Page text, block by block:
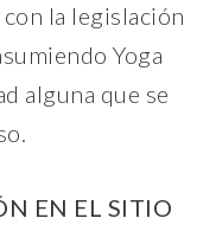
la legislación
Yoga
alguna que se
EN EL SITIO